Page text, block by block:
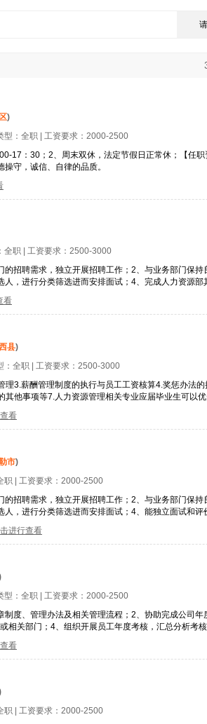
)
型： 全职 | 工资要求： 2000-2500
17：30；2、周末双休，法定节假日正常休；【任
守，诚信、自律的品质。
全职 | 工资要求： 2500-3000
招聘需求，独立开展招聘工作；2、与业务部门保
，进行分类筛选进而安排面试；4、完成人力资源部
看
县)
： 全职 | 工资要求： 2500-3000
理3.薪酬管理制度的执行与员工工资核算4.奖惩办法
他事项等7.人力资源管理相关专业应届毕业生可以
看
市)
职 | 工资要求： 2000-2500
招聘需求，独立开展招聘工作；2、与业务部门保
，进行分类筛选进而安排面试；4、能独立面试和评
进行查看
型： 全职 | 工资要求： 2000-2500
度、管理办法及相关管理流程；2、协助完成公司
相关部门；4、组织开展员工年度考核，汇总分析考
看
职 | 工资要求： 2000-2500